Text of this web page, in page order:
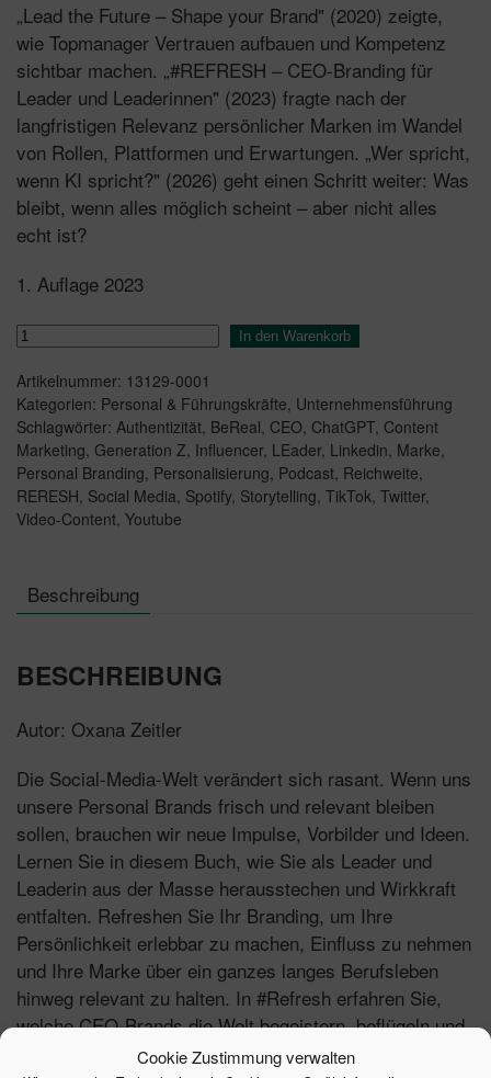
Cookie Zustimmung verwalten
„Lead the Future – Shape your Brand" (2020) zeigte,
wie Topmanager Vertrauen aufbauen und Kompetenz
sichtbar machen. „#REFRESH – CEO-Branding für
Leader und Leaderinnen" (2023) fragte nach der
langfristigen Relevanz persönlicher Marken im Wandel
von Rollen, Plattformen und Erwartungen. „Wer spricht,
wenn KI spricht?" (2026) geht einen Schritt weiter: Was
bleibt, wenn alles möglich scheint – aber nicht alles
echt ist?
1. Auflage 2023
#REFRESH
In den Warenkorb
Artikelnummer: 13129-0001
Kategorien: Personal & Führungskräfte, Unternehmensführung
Schlagwörter: Authentizität, BeReal, CEO, ChatGPT, Content
Marketing, Generation Z, Influencer, LEader, Linkedin, Marke,
Personal Branding, Personalisierung, Podcast, Reichweite,
RERESH, Social Media, Spotify, Storytelling, TikTok, Twitter,
Video-Content, Youtube
Beschreibung
BESCHREIBUNG
Autor: Oxana Zeitler
Die Social-Media-Welt verändert sich rasant. Wenn uns
unsere Personal Brands frisch und relevant bleiben
sollen, brauchen wir neue Impulse, Vorbilder und Ideen.
Lernen Sie in diesem Buch, wie Sie als Leader und
Leaderin aus der Masse herausstechen und Wirkkraft
entfalten. Refreshen Sie Ihr Branding, um Ihre
Persönlichkeit erlebbar zu machen, Einfluss zu nehmen
und Ihre Marke über ein ganzes langes Berufsleben
hinweg relevant zu halten. In #Refresh erfahren Sie,
welche CEO-Brands die Welt begeistern, beflügeln und
inspirieren. Die Autorin gibt Einblicke in die